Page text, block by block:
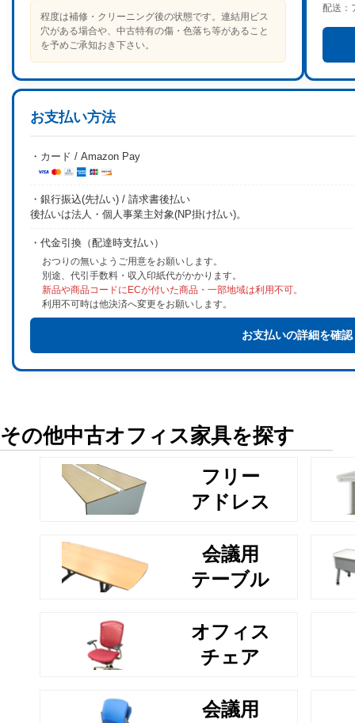
程度は補修・クリーニング後の状態です。連結用ビス
穴がある場合や、中古特有の傷・色落ち等があること
を予めご承知おき下さい。
配送：
お支払い方法
・カード / Amazon Pay
・銀行振込(先払い) / 請求書後払い
後払いは法人・個人事業主対象(NP掛け払い)。
・代金引換（配達時支払い）
おつりの無いようご用意をお願いします。
別途、代引手数料・収入印紙代がかかります。
新品や商品コードにECが付いた商品・一部地域は利用不可。
利用不可時は他決済へ変更をお願いします。
お支払いの詳細を確認
その他中古オフィス家具を探す
フリー
アドレス
会議用
テーブル
オフィス
チェア
会議用